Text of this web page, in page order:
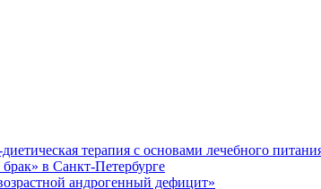
терапия с основами лечебного
в Санкт-Петербурге
андрогенный дефицит»